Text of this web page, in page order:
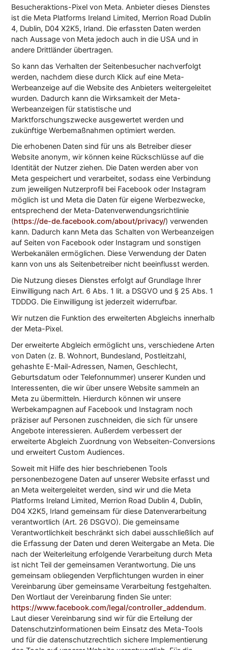
Besucheraktions-Pixel von Meta. Anbieter dieses Dienstes
ist die Meta Platforms Ireland Limited, Merrion Road Dublin
4, Dublin, D04 X2K5, Irland. Die erfassten Daten werden
nach Aussage von Meta jedoch auch in die USA und in
andere Drittländer übertragen.
So kann das Verhalten der Seitenbesucher nachverfolgt
werden, nachdem diese durch Klick auf eine Meta-
Werbeanzeige auf die Website des Anbieters weitergeleitet
wurden. Dadurch kann die Wirksamkeit der Meta-
Werbeanzeigen für statistische und
Marktforschungszwecke ausgewertet werden und
zukünftige Werbemaßnahmen optimiert werden.
Die erhobenen Daten sind für uns als Betreiber dieser
Website anonym, wir können keine Rückschlüsse auf die
Identität der Nutzer ziehen. Die Daten werden aber von
Meta gespeichert und verarbeitet, sodass eine Verbindung
zum jeweiligen Nutzerprofil bei Facebook oder Instagram
möglich ist und Meta die Daten für eigene Werbezwecke,
entsprechend der Meta-Datenverwendungsrichtlinie
(https://de-de.facebook.com/about/privacy/) verwenden
kann. Dadurch kann Meta das Schalten von Werbeanzeigen
auf Seiten von Facebook oder Instagram und sonstigen
Werbekanälen ermöglichen. Diese Verwendung der Daten
kann von uns als Seitenbetreiber nicht beeinflusst werden.
Die Nutzung dieses Dienstes erfolgt auf Grundlage Ihrer
Einwilligung nach Art. 6 Abs. 1 lit. a DSGVO und § 25 Abs. 1
TDDDG. Die Einwilligung ist jederzeit widerrufbar.
Wir nutzen die Funktion des erweiterten Abgleichs innerhalb
der Meta-Pixel.
Der erweiterte Abgleich ermöglicht uns, verschiedene Arten
von Daten (z. B. Wohnort, Bundesland, Postleitzahl,
gehashte E-Mail-Adressen, Namen, Geschlecht,
Geburtsdatum oder Telefonnummer) unserer Kunden und
Interessenten, die wir über unsere Website sammeln an
Meta zu übermitteln. Hierdurch können wir unsere
Werbekampagnen auf Facebook und Instagram noch
präziser auf Personen zuschneiden, die sich für unsere
Angebote interessieren. Außerdem verbessert der
erweiterte Abgleich Zuordnung von Webseiten-Conversions
und erweitert Custom Audiences.
Soweit mit Hilfe des hier beschriebenen Tools
personenbezogene Daten auf unserer Website erfasst und
an Meta weitergeleitet werden, sind wir und die Meta
Platforms Ireland Limited, Merrion Road Dublin 4, Dublin,
D04 X2K5, Irland gemeinsam für diese Datenverarbeitung
verantwortlich (Art. 26 DSGVO). Die gemeinsame
Verantwortlichkeit beschränkt sich dabei ausschließlich auf
die Erfassung der Daten und deren Weitergabe an Meta. Die
nach der Weiterleitung erfolgende Verarbeitung durch Meta
ist nicht Teil der gemeinsamen Verantwortung. Die uns
gemeinsam obliegenden Verpflichtungen wurden in einer
Vereinbarung über gemeinsame Verarbeitung festgehalten.
Den Wortlaut der Vereinbarung finden Sie unter:
https://www.facebook.com/legal/controller_addendum.
Laut dieser Vereinbarung sind wir für die Erteilung der
Datenschutzinformationen beim Einsatz des Meta-Tools
und für die datenschutzrechtlich sichere Implementierung